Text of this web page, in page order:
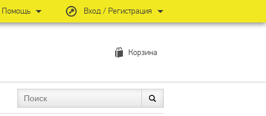
Корзина
Вход / Регистрация
Помощь